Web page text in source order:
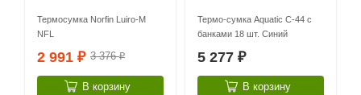
Термосумка Norfin Luiro-M
NFL
2 991 ₽ 3 376₽
В корзину
Термо-сумка Aquatic С-44 с
банками 18 шт. Синий
5 277 ₽
В корзину